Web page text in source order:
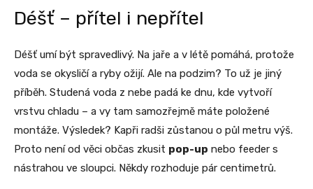
Déšť – přítel i nepřítel
Déšť umí být spravedlivý. Na jaře a v létě pomáhá, protože
voda se okysličí a ryby ožijí. Ale na podzim? To už je jiný
příběh. Studená voda z nebe padá ke dnu, kde vytvoří
vrstvu chladu – a vy tam samozřejmě máte položené
montáže. Výsledek? Kapři radši zůstanou o půl metru výš.
Proto není od věci občas zkusit pop-up nebo feeder s
nástrahou ve sloupci. Někdy rozhoduje pár centimetrů.